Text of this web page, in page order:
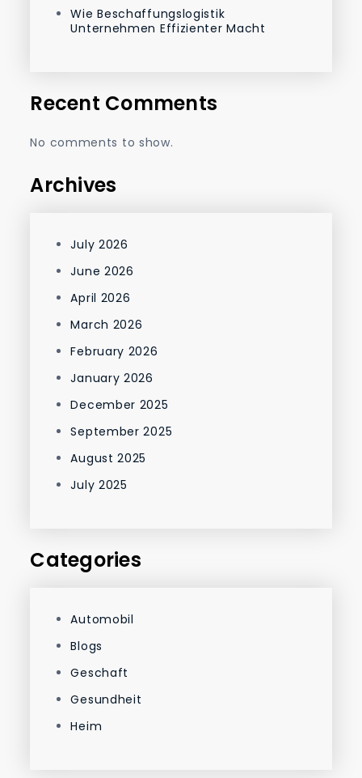
Wie Beschaffungslogistik
Unternehmen Effizienter Macht
Recent Comments
No comments to show.
Archives
July 2026
June 2026
April 2026
March 2026
February 2026
January 2026
December 2025
September 2025
August 2025
July 2025
Categories
Automobil
Blogs
Geschaft
Gesundheit
Heim